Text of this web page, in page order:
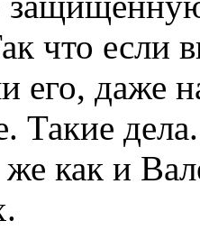
что если
его, даже
Такие дела.
же как и